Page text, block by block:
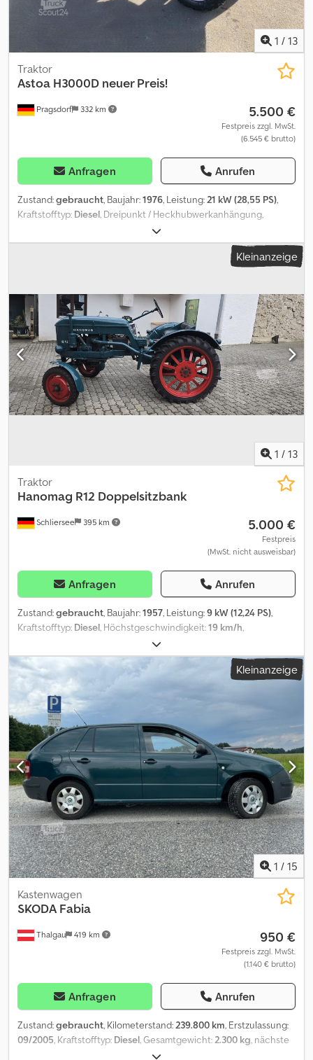
möglich. GOLEC NUTZFAHRZEUGE GMBH Wir sprechen: Deutsch,
English, Spanish, Polnisch, Ukrainisch, Russisch, Bulgarisch. ----.
1 / 13
Pragsdorf 332 km
Traktor
Astoa H3000D neuer Preis!
5.500 €
Festpreis zzgl. MwSt.
(6.545 € brutto)
Anfragen Anrufen
Zustand:gebraucht, Baujahr:1976, Leistung:21 kW (28,55 PS),
Kraftstofftyp: Diesel, Dreipunkt / Heckhubwerkanhängung,
Zweirad_____funktionstüchtigEigentum snachweis
(Kaufvertrag),Lagerort:17094 Pragsdorf Dcsdpov Ddzzjfx Altjk
Kleinanzeige
1 / 13
Schliersee 395 km
Traktor
Hanomag R12 Doppelsitzbank
5.000 €
Festpreis
(MwSt. nicht ausweisbar)
Anfragen Anrufen
Zustand:gebraucht, Baujahr:1957, Leistung:9 kW (12,24 PS),
Kraftstofftyp: Diesel , Höchstgeschwindigkeit:19 km/h
, Gesamtgewicht:
1.660 mm, Gesamtlänge:2.730 mm, Gesamtbreite:1.480 mm,
Karosserie ist restauriert, Dcodpfx Aljzhm Tkjtjk Reifen neuwertig,
springt schlecht an, warm schlechter als kalt, ölt aus dem Auspuff,
Anlasser schlecht, nähere Auskünfte telefonisch, deutsche
Zulassung Fahrzeug wird bevorzugt an Gewerbetreibende oder
Export verkauft, Privat unter Vorbehalt Verkauf ohne Garantie Die
vorgenannten Angaben sind unverbindlich, Irrtümer/
Änderungen und Zwischenverkauf unter Vorbehalt!
Kleinanzeige
1 / 15
Thalgau 419 km
Kastenwagen
SKODA Fabia
950 €
Festpreis zzgl. MwSt.
(1.140 € brutto)
Anfragen Anrufen
Zustand:gebraucht, Kilometerstand:239.800 km, Erstzulassung:
09/2005, Kraftstofftyp: Diesel, Gesamtgewicht:2.300 kg, nächste
Grün